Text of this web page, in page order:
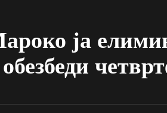
ја